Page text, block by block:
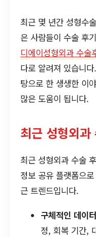
최근 몇 년간 성형수
은 사람들이 수술 후
디에이성형외과 수술
다로 알려져 있습니
탕으로 한 생생한 이
많은 도움이 됩니다.
최근 성형외
최근 성형외과 수술
정보 공유 플랫폼으
근 트렌드입니다.
구체적인 데이
정, 회복 기간,